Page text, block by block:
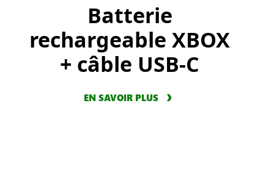
Batterie
rechargeable XBOX
+ câble USB-C
EN SAVOIR PLUS